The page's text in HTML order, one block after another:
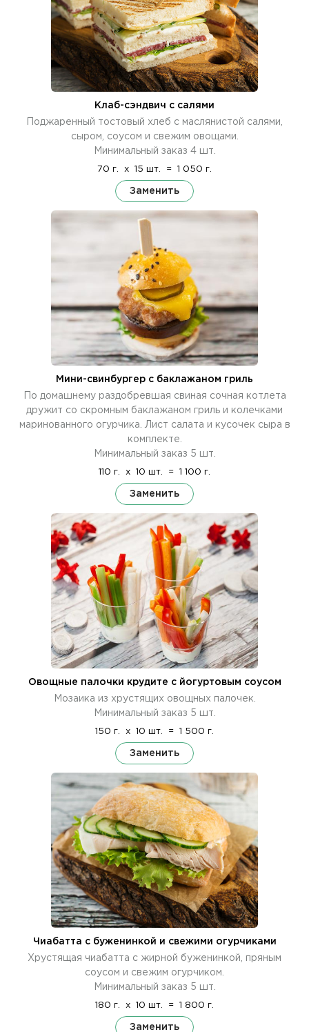
Клаб-сэндвич с салями
Поджаренный тостовый хлеб с маслянистой салями,
сыром, соусом и свежим овощами.
Минимальный заказ 4 шт.
70 г. x 15 шт. = 1 050 г.
Заменить
Мини-свинбургер с баклажаном гриль
По домашнему раздобревшая свиная сочная котлета
дружит со скромным баклажаном гриль и колечками
маринованного огурчика. Лист салата и кусочек сыра в
комплекте.
Минимальный заказ 5 шт.
110 г. x 10 шт. = 1 100 г.
Заменить
Овощные палочки крудите с йогуртовым соусом
Мозаика из хрустящих овощных палочек.
Минимальный заказ 5 шт.
150 г. x 10 шт. = 1 500 г.
Заменить
Чиабатта с буженинкой и свежими огурчиками
Хрустящая чиабатта с жирной буженинкой, пряным
соусом и свежим огурчиком.
Минимальный заказ 5 шт.
180 г. x 10 шт. = 1 800 г.
Заменить